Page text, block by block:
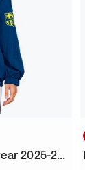
Jakna FC Barcelona Fanswear 2025-2026 Žene